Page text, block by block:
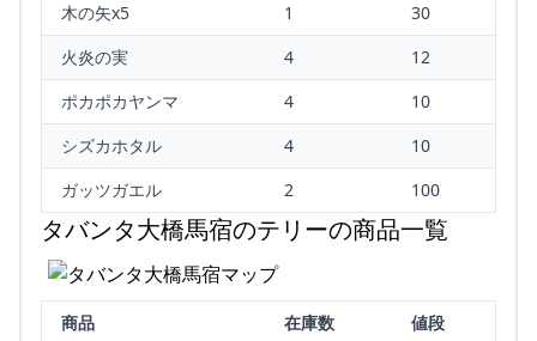
木の矢x5
1
30
火炎の実
4
12
ポカポカヤンマ
4
10
シズカホタル
4
10
ガッツガエル
2 100
タバンタ大橋馬宿のテリーの商品一覧
商品 在庫数
値段